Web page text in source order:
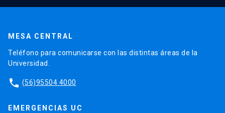
MESA CENTRAL
Teléfono para comunicarse con las distintas áreas de la
Universidad.
phone (56)95504 4000
EMERGENCIAS UC